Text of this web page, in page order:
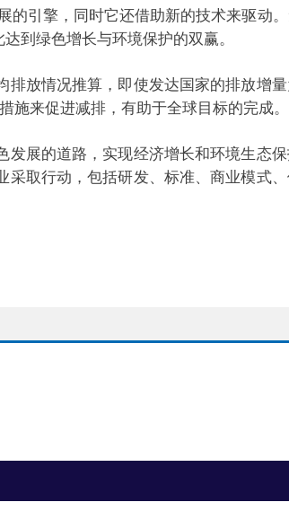
引擎，同时它还借助新的技术来驱动
到绿色增长与环境保护的双赢。
放情况推算，即使发达国家的排放增
来促进减排，有助于全球目标的完成。
展的道路，实现经济增长和环境生态
取行动，包括研发、标准、商业模式